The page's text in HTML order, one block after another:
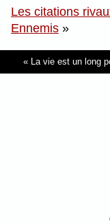
Les citations
Ennemis »
La vie est un long